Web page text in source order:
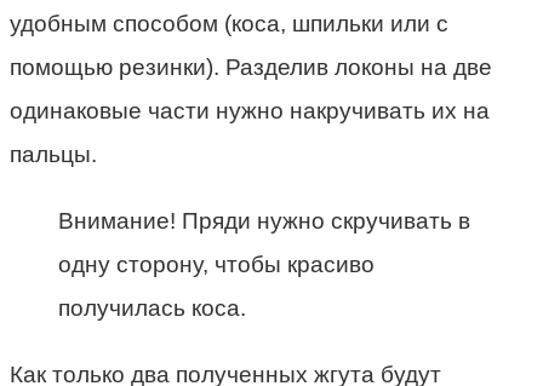
удобным способом (коса, шпильки или с
помощью резинки). Разделив локоны на две
одинаковые части нужно накручивать их на
пальцы.
Внимание! Пряди нужно скручивать в
одну сторону, чтобы красиво
получилась коса.
Как только два полученных жгута будут